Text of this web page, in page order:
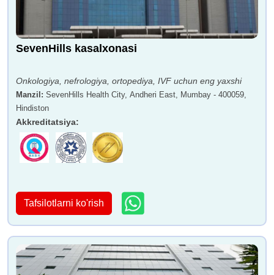
SevenHills kasalxonasi
Onkologiya, nefrologiya, ortopediya, IVF uchun eng yaxshi
Manzil : SevenHills Health City, Andheri East, Mumbay - 400059,
Hindiston
Akkreditatsiya:
Tafsilotlarni ko'rish